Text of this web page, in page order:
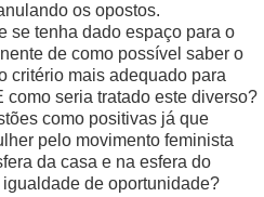
os opostos.
se tenha dado espaço para o
de como possível saber o
critério mais adequado para
seria tratado este diverso?
como positivas já que
pelo movimento feminista
da casa e na esfera do
de oportunidade?